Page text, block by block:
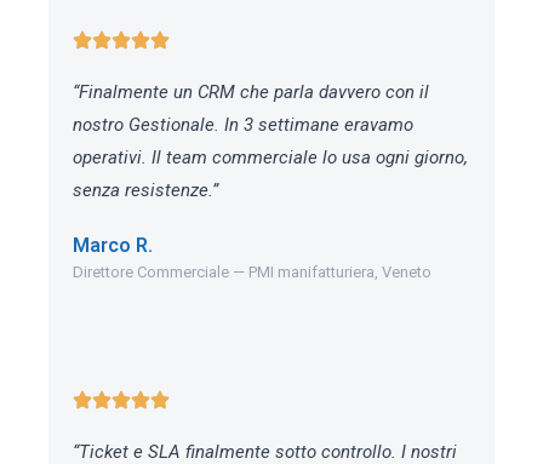
“Finalmente un CRM che parla davvero con il
nostro Gestionale. In 3 settimane eravamo
operativi. Il team commerciale lo usa ogni giorno,
senza resistenze.”
Marco R.
Direttore Commerciale — PMI manifatturiera, Veneto
“Ticket e SLA finalmente sotto controllo. I nostri